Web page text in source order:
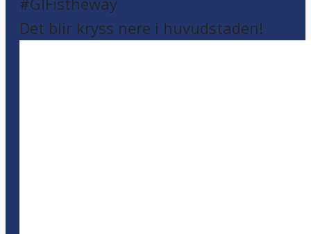
Det blir kryss nere i huvudstaden!